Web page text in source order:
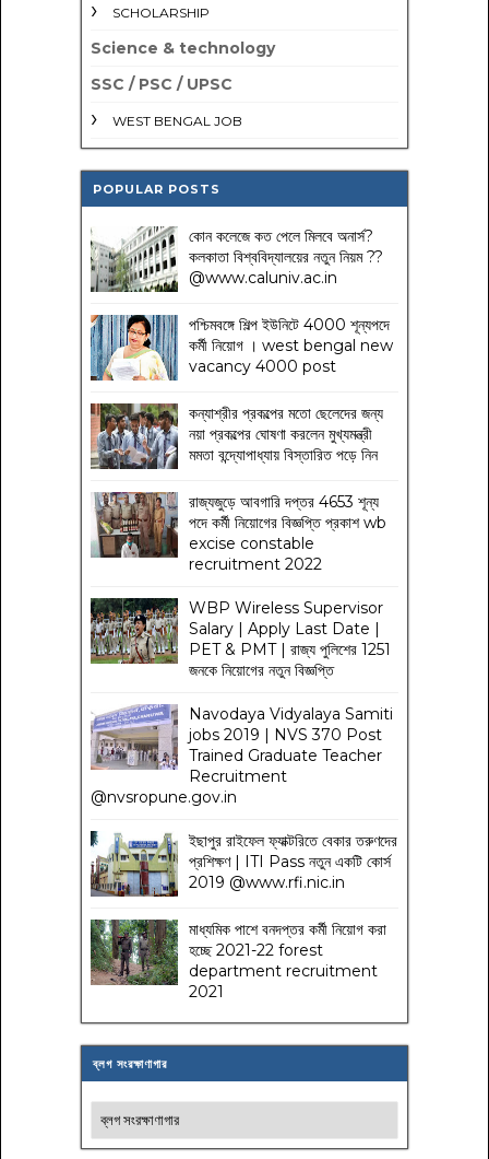
SCHOLARSHIP
Science & technology
SSC / PSC / UPSC
WEST BENGAL JOB
POPULAR POSTS
কোন কলেজে কত পেলে মিলবে অনার্স?
কলকাতা বিশ্ববিদ্যালয়ের নতুন নিয়ম??
@www.caluniv.ac.in
পশ্চিমবঙ্গে শিল্প ইউনিটে 4000 শূন্যপদে
কর্মী নিয়োগ । west bengal new
vacancy 4000 post
কন্যাশ্রীর প্রকল্পের মতো ছেলেদের জন্য
নয়া প্রকল্পের ঘোষণা করলেন মুখ্যমন্ত্রী
মমতা বন্দ্যোপাধ্যায় বিস্তারিত পড়ে নিন
রাজ্যজুড়ে আবগারি দপ্তর 4653 শূন্য
পদে কর্মী নিয়োগের বিজ্ঞপ্তি প্রকাশ wb
excise constable
recruitment 2022
WBP Wireless Supervisor
Salary | Apply Last Date |
PET & PMT | রাজ্য পুলিশের 1251
জনকে নিয়োগের নতুন বিজ্ঞপ্তি
Navodaya Vidyalaya Samiti
jobs 2019 | NVS 370 Post
Trained Graduate Teacher
Recruitment
@nvsropune.gov.in
ইছাপুর রাইফেল ফ্যাক্টরিতে বেকার তরুণদের
প্রশিক্ষণ | ITI Pass নতুন একটি কোর্স
2019 @www.rfi.nic.in
মাধ্যমিক পাশে বনদপ্তর কর্মী নিয়োগ করা
হচ্ছে 2021-22 forest
department recruitment
2021
ব্লগ সংরক্ষাণাগার